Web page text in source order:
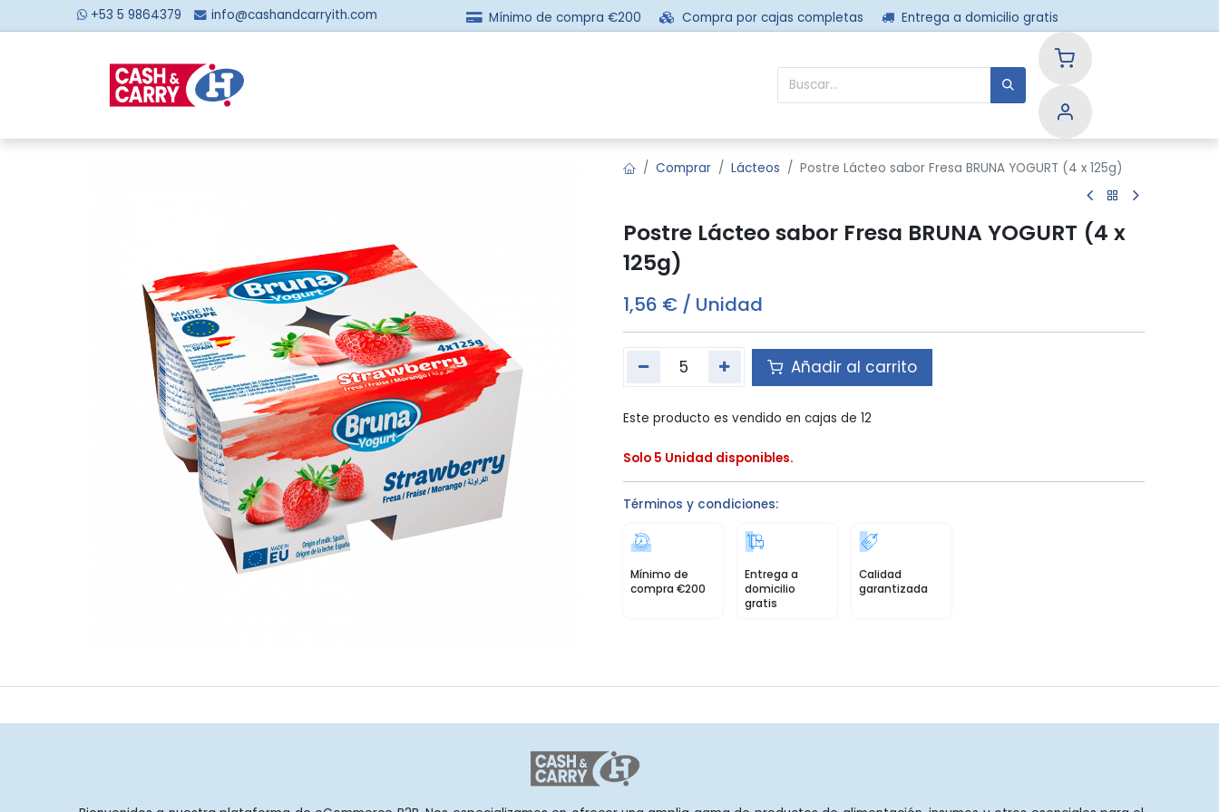
+53 5 9864379 info@cashandcarryith.com Mínimo de compra €200 Compra por cajas completas Entrega a domicilio gratis
Contáctanos
Comprar Lácteos Postre Lácteo sabor Fresa BRUNA YOGURT (4 x 125g)
Postre Lácteo sabor Fresa BRUNA YOGURT (4 x
125g)
1,56 € / Unidad
Añadir al carrito
Este producto es vendido en cajas de 12
Solo 5 Unidad disponibles.
Términos y condiciones:
Mínimo de
compra €200
Entrega a
domicilio
gratis
Calidad
garantizada